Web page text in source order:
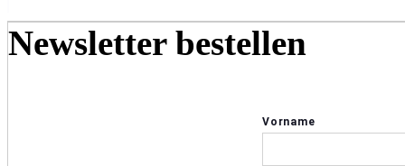
Newsletter bestellen